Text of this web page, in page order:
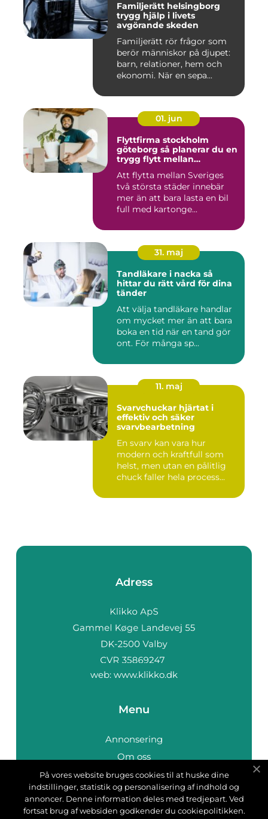
Familjerätt helsingborg
trygg hjälp i livets
avgörande skeden
Familjerätt rör frågor som
berör människor på djupet:
barn, relationer, hem och
ekonomi. När en sepa...
01. jun
Flyttfirma stockholm
göteborg så planerar du en
trygg flytt mellan
Att flytta mellan Sveriges
två största städer innebär
mer än att bara lasta en bil
full med kartonge...
31. maj
Tandläkare i nacka så
hittar du rätt vård för dina
tänder
Att välja tandläkare handlar
om mycket mer än att bara
boka en tid när en tand gör
ont. För många sp...
11. maj
Svarvchuckar hjärtat i
effektiv och säker
svarvbearbetning
En svarv kan vara hur
modern och kraftfull som
helst, men utan en pålitlig
chuck faller hela process...
Adress
web: www.klikko.dk
Menu
Annonsering
Om oss
Cookies
Kontakta oss
Sitemap
På vores website bruges cookies til at huske dine
indstillinger, statistik og personalisering af indhold og
annoncer. Denne information deles med tredjepart. Ved
fortsat brug af websiden godkender du cookiepolitikken.